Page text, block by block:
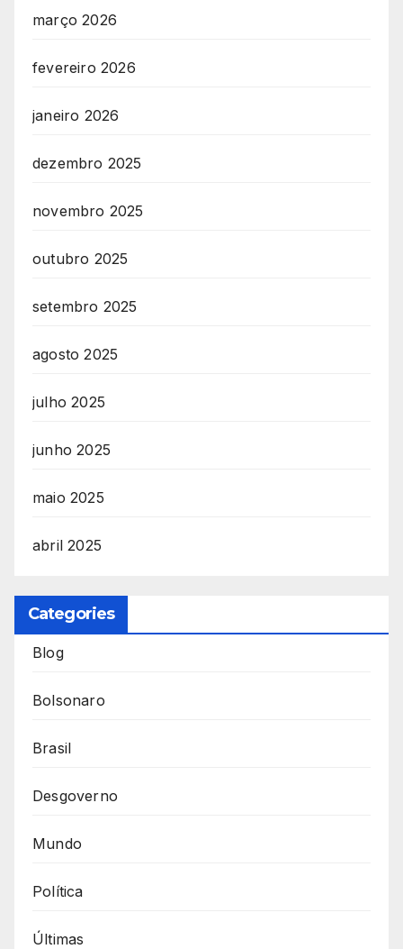
março 2026
fevereiro 2026
janeiro 2026
dezembro 2025
novembro 2025
outubro 2025
setembro 2025
agosto 2025
julho 2025
junho 2025
maio 2025
abril 2025
Categories
Blog
Bolsonaro
Brasil
Desgoverno
Mundo
Política
Últimas